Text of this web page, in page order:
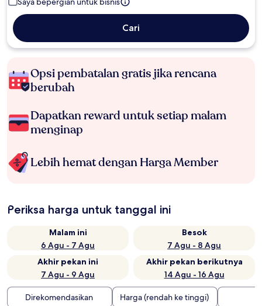
Cari
Opsi pembatalan gratis jika rencana
berubah
Dapatkan reward untuk setiap malam
menginap
Lebih hemat dengan Harga Member
Periksa harga untuk tanggal ini
Malam ini
6 Agu - 7 Agu
Besok
7 Agu - 8 Agu
Akhir pekan ini
7 Agu - 9 Agu
Akhir pekan berikutnya
14 Agu - 16 Agu
Direkomendasikan Harga (rendah ke tinggi)